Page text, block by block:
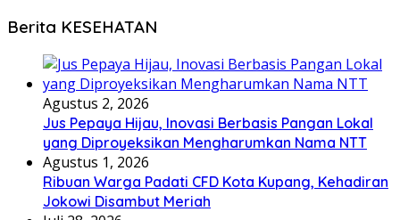
Berita KESEHATAN
Agustus 2, 2026
Jus Pepaya Hijau, Inovasi Berbasis Pangan Lokal
yang Diproyeksikan Mengharumkan Nama NTT
Agustus 1, 2026
Ribuan Warga Padati CFD Kota Kupang, Kehadiran
Jokowi Disambut Meriah